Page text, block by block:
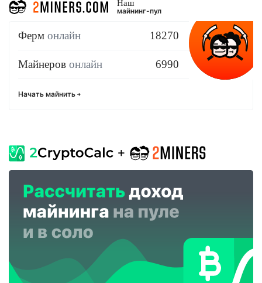
Наш
майнинг-пул
Ферм онлайн 18270
Майнеров онлайн 6990
Начать майнить